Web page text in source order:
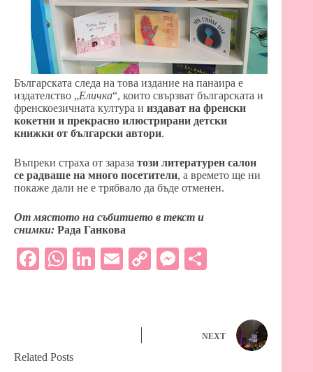
Българската следа на това издание на панаира е
издателство „Еличка“, които свързват българската и
френскоезичната култура и издават на френски
кокетни и прекрасно илюстрирани детски
книжки от български автори.
Въпреки страха от зараза този литературен салон
се радваше на много посетители, а времето ще ни
покаже дали не е трябвало да бъде отменен.
От мястото на събитието в текст и
снимки: Рада Ганкова
Fa
W
pp
Li
E
C
M
NEXT
Related Posts